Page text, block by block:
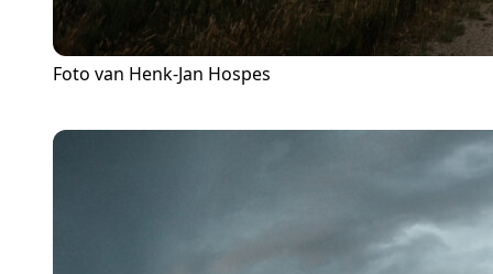
Foto van Henk-Jan Hospes